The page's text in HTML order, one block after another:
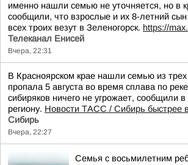
именно нашли семью не уточняется, но в
сообщили, что взрослые и их 8-летний
всех троих везут в Зеленогорск. https://
Телеканал Енисей
Вчера, 22:31
В Красноярском крае нашли семью из трех
пропала 5 августа во время сплава по
сибиряков ничего не угрожает, сообщили
региону. Новости ТАСС / Сибирь быстрее
Сибирь
Вчера, 22:27
Семья с восьмилетним